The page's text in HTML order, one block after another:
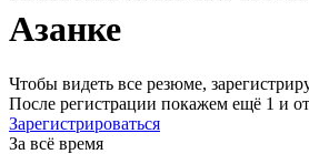
Азанке
Чтобы видеть все резюме,
После регистрации покажем ещё 1 и
Зарегистрироваться
За всё время